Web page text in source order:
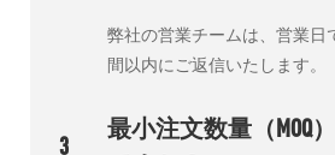
弊社の営業チームは、営業日
間以内にご返信いたします。
3
最小注文数量（MOQ